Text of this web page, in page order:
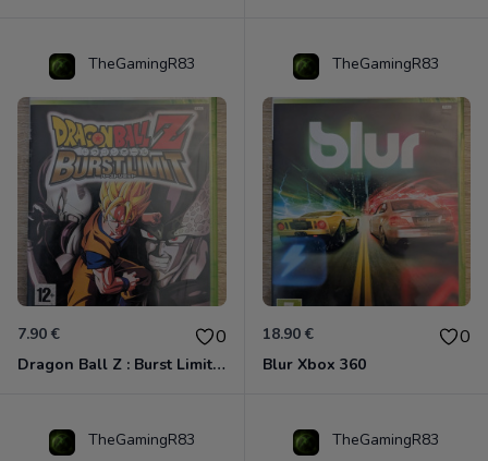
TheGamingR83
7.90 € 0
Dragon Ball Z : Burst Limit Xbox 360
TheGamingR83
18.90 € 0
Blur Xbox 360
TheGamingR83 TheGamingR83